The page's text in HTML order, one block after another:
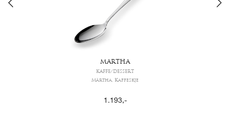
MARTHA
KAFFE/DESSERT
Märtha, Kaffeskje
1.193,-